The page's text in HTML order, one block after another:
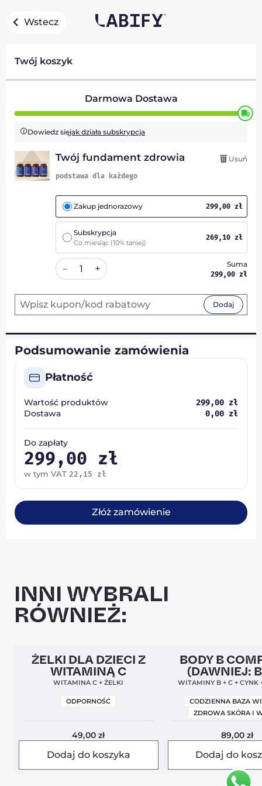
Wstecz
Twój koszyk
Darmowa Dostawa
Dowiedz sięjak działa subskrypcja
Twój fundament zdrowia
podstawa dla każdego
Usuń
Zakup jednorazowy 299,00 zł
Subskrypcja
Co miesiąc (10% taniej)
269,10 zł
– + Suma
299,00 zł
Dodaj
Podsumowanie zamówienia
Płatność
Wartość produktów 299,00 zł
Dostawa 0,00 zł
Do zapłaty
299,00 zł
w tym VAT 22,15 zł
Złóż zamówienie
INNI WYBRALI
RÓWNIEŻ:
Clean Label 5,0
ŻELKI DLA DZIECI Z
WITAMINĄ C
WITAMINA C + ŻELKI
ODPORNOŚĆ
49,00zł
Dodaj do koszyka
Clean Label Nowa
BODY B
(DAWNIEJ:
WITAMINY B + C + CYNK
CODZIENNA BAZA
ZDROWA SKÓRA I
89,00zł
Dodaj do